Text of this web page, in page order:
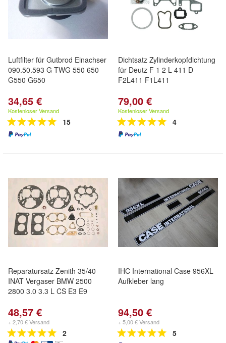
Luftfilter für Gutbrod Einachser
090.50.593 G TWG 550 650
G550 G650
34,65 €
Kostenloser Versand
15
Dichtsatz Zylinderkopfdichtung
für Deutz F 1 2 L 411 D
F2L411 F1L411
79,00 €
Kostenloser Versand
4
Reparatursatz Zenith 35/40
INAT Vergaser BMW 2500
2800 3.0 3.3 L CS E3 E9
48,57 €
+ 2,70 € Versand
2
IHC International Case 956XL
Aufkleber lang
94,50 €
+ 5,00 € Versand
5